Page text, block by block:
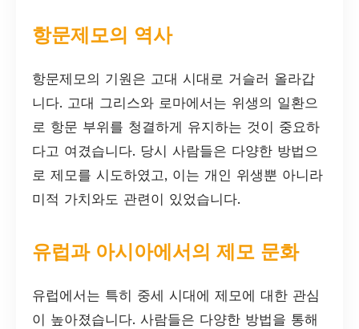
항문제모의 역사
항문제모의 기원은 고대 시대로 거슬러 올라갑
니다. 고대 그리스와 로마에서는 위생의 일환으
로 항문 부위를 청결하게 유지하는 것이 중요하
다고 여겼습니다. 당시 사람들은 다양한 방법으
로 제모를 시도하였고, 이는 개인 위생뿐 아니라
미적 가치와도 관련이 있었습니다.
유럽과 아시아에서의 제모 문화
유럽에서는 특히 중세 시대에 제모에 대한 관심
이 높아졌습니다. 사람들은 다양한 방법을 통해